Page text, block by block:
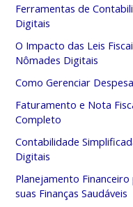
Ferramentas de
Digitais
O Impacto das Leis
Nômades Digitais
Como Gerenciar
Faturamento e Nota
Completo
Contabilidade
Digitais
Planejamento
suas Finanças Saudáveis